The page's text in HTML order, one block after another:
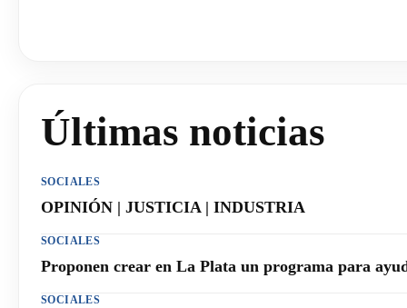
Últimas noticias
SOCIALES
OPINIÓN | JUSTICIA | INDUSTRIA
SOCIALES
Proponen crear en La Plata un programa para
SOCIALES